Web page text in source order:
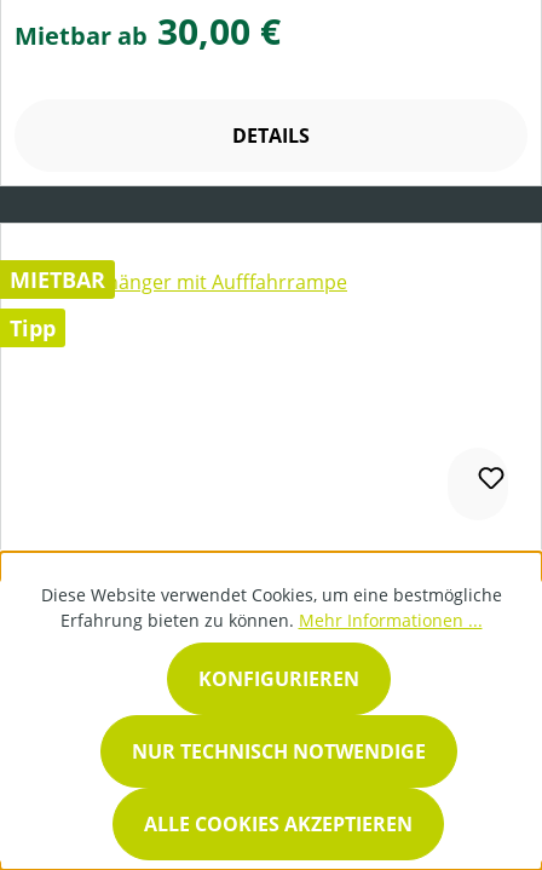
Mietbar ab 30,00 €
DETAILS
MIETBAR
Tipp
PKW-Anhänger mit Aufffahrrampe
Mietbar ab
Diese Website verwendet Cookies, um eine bestmögliche
Erfahrung bieten zu können. Mehr Informationen ...
NUR TECHNISCH NOTWENDIGE
KONFIGURIEREN
ALLE COOKIES AKZEPTIEREN